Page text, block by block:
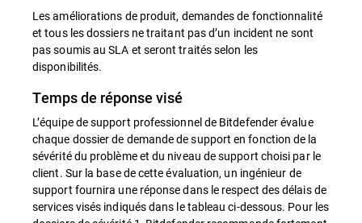
Les améliorations de produit, demandes de fonctionnalité
et tous les dossiers ne traitant pas d’un incident ne sont
pas soumis au SLA et seront traités selon les
disponibilités.
Temps de réponse visé
L’équipe de support professionnel de Bitdefender évalue
chaque dossier de demande de support en fonction de la
sévérité du problème et du niveau de support choisi par le
client. Sur la base de cette évaluation, un ingénieur de
support fournira une réponse dans le respect des délais de
services visés indiqués dans le tableau ci-dessous. Pour les